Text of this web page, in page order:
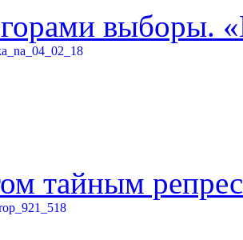
выборы.
тайным